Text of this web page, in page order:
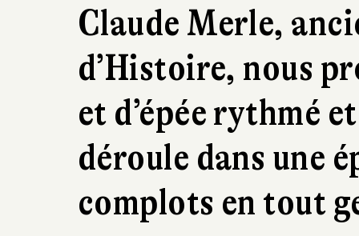
Claude Merle,
d’Histoire, nous
et d’épée rythmé
déroule dans une
complots en tout